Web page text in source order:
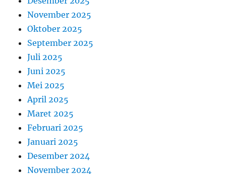
November 2025
Oktober 2025
September 2025
Juli 2025
Juni 2025
Mei 2025
April 2025
Maret 2025
Februari 2025
Januari 2025
Desember 2024
November 2024